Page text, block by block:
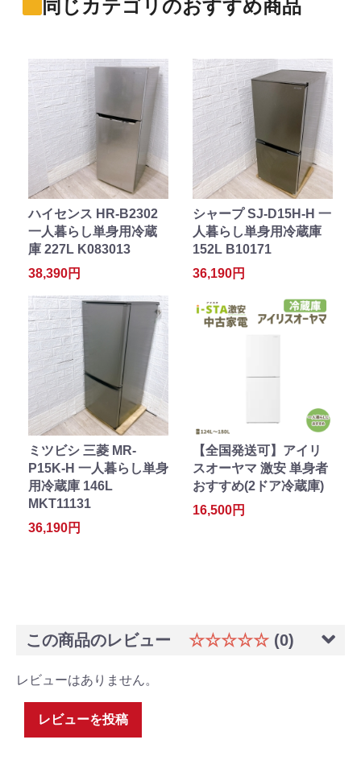
同じカテゴリのおすすめ商品
ハイセンス HR-B2302
一人暮らし単身用冷蔵
庫 227L K083013
38,390円
シャープ SJ-D15H-H 一
人暮らし単身用冷蔵庫
152L B10171
36,190円
ミツビシ 三菱 MR-
P15K-H 一人暮らし単身
用冷蔵庫 146L
MKT11131
36,190円
【全国発送可】アイリ
スオーヤマ 激安 単身者
おすすめ(2ドア冷蔵庫)
16,500円
この商品のレビュー ☆☆☆☆☆ (0)
レビューはありません。
レビューを投稿